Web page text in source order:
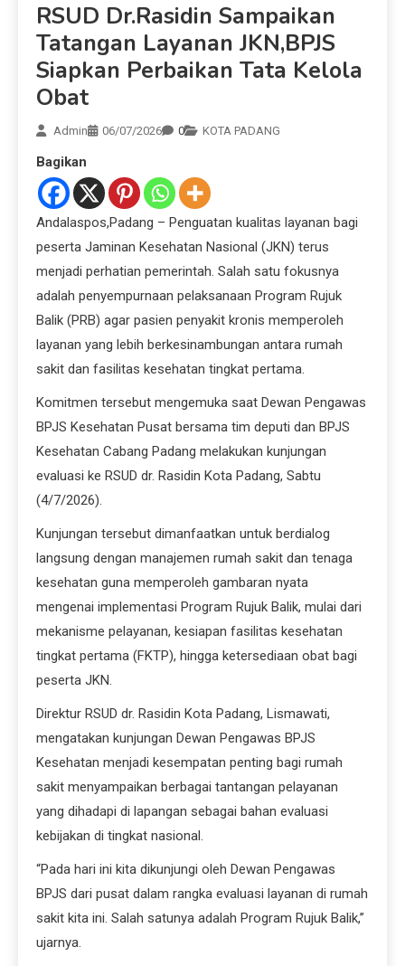
RSUD Dr.Rasidin Sampaikan
Tatangan Layanan JKN,BPJS
Siapkan Perbaikan Tata Kelola
Obat
Admin 06/07/2026 0 KOTA PADANG
Bagikan
Andalaspos,Padang – Penguatan kualitas layanan bagi
peserta Jaminan Kesehatan Nasional (JKN) terus
menjadi perhatian pemerintah. Salah satu fokusnya
adalah penyempurnaan pelaksanaan Program Rujuk
Balik (PRB) agar pasien penyakit kronis memperoleh
layanan yang lebih berkesinambungan antara rumah
sakit dan fasilitas kesehatan tingkat pertama.
Komitmen tersebut mengemuka saat Dewan Pengawas
BPJS Kesehatan Pusat bersama tim deputi dan BPJS
Kesehatan Cabang Padang melakukan kunjungan
evaluasi ke RSUD dr. Rasidin Kota Padang, Sabtu
(4/7/2026).
Kunjungan tersebut dimanfaatkan untuk berdialog
langsung dengan manajemen rumah sakit dan tenaga
kesehatan guna memperoleh gambaran nyata
mengenai implementasi Program Rujuk Balik, mulai dari
mekanisme pelayanan, kesiapan fasilitas kesehatan
tingkat pertama (FKTP), hingga ketersediaan obat bagi
peserta JKN.
Direktur RSUD dr. Rasidin Kota Padang, Lismawati,
mengatakan kunjungan Dewan Pengawas BPJS
Kesehatan menjadi kesempatan penting bagi rumah
sakit menyampaikan berbagai tantangan pelayanan
yang dihadapi di lapangan sebagai bahan evaluasi
kebijakan di tingkat nasional.
“Pada hari ini kita dikunjungi oleh Dewan Pengawas
BPJS dari pusat dalam rangka evaluasi layanan di rumah
sakit kita ini. Salah satunya adalah Program Rujuk Balik,”
ujarnya.